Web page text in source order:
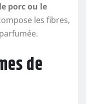
porc ou le
les fibres,
de